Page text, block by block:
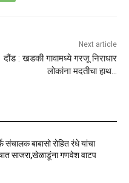
Next article
दौंड : खडकी गावामध्ये गरजू निराधार
लोकांना मदतीचा हाथ…
संचालक बाबासो रोहित रंधे यांचा
साजरा,खेळाडूंना गणवेश वाटप